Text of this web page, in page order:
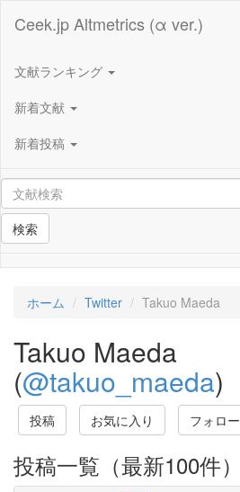
Ceek.jp Altmetrics (α ver.)
文献ランキング
新着文献
新着投稿
検索
ホーム Twitter Takuo Maeda
Takuo Maeda
(@takuo_maeda)
投稿 お気に入り フォロー
投稿一覧（最新100件）